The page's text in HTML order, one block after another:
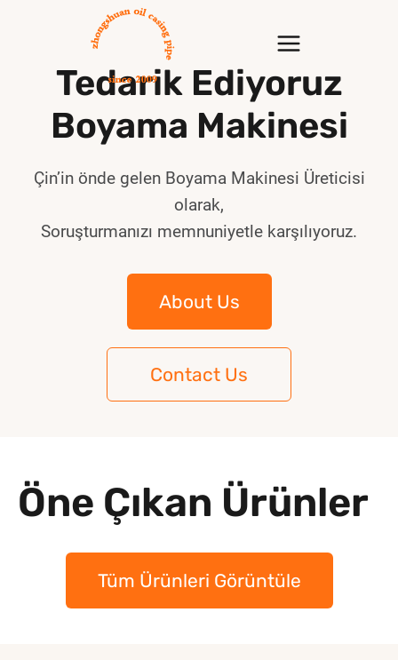
Tedarik Ediyoruz
Boyama Makinesi
Çin’in önde gelen Boyama Makinesi Üreticisi
olarak,
Soruşturmanızı memnuniyetle karşılıyoruz.
About Us
Contact Us
Öne Çıkan Ürünler
Tüm Ürünleri Görüntüle